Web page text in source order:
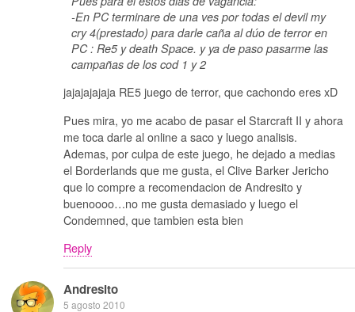
-En PC terminare de una ves por todas el devil my
cry 4(prestado) para darle caña al dúo de terror en
PC : Re5 y death Space. y ya de paso pasarme las
campañas de los cod 1 y 2
jajajajajaja RE5 juego de terror, que cachondo eres xD
Pues mira, yo me acabo de pasar el Starcraft II y ahora
me toca darle al online a saco y luego analisis.
Ademas, por culpa de este juego, he dejado a medias
el Borderlands que me gusta, el Clive Barker Jericho
que lo compre a recomendacion de Andresito y
buenoooo…no me gusta demasiado y luego el
Condemned, que tambien esta bien
Reply
Andresito
5 agosto 2010